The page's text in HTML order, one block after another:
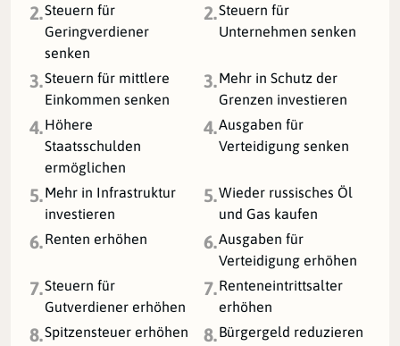
2.Steuern für
Geringverdiener
senken
2.Steuern für
Unternehmen senken
3.Steuern für mittlere
Einkommen senken
3.Mehr in Schutz der
Grenzen investieren
4.Höhere
Staatsschulden
ermöglichen
4.Ausgaben für
Verteidigung senken
5.Mehr in Infrastruktur
investieren
5.Wieder russisches Öl
und Gas kaufen
6.Renten erhöhen 6.Ausgaben für
Verteidigung erhöhen
7.Steuern für
Gutverdiener erhöhen
7.Renteneintrittsalter
erhöhen
8.Spitzensteuer erhöhen 8.Bürgergeld reduzieren